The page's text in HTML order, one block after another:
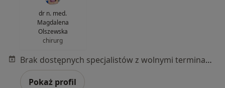
dr n. med.
Magdalena
Olszewska
chirurg
Brak dostępnych specjalistów z wolnymi terminami w tym centrum medycznym.
Pokaż profil